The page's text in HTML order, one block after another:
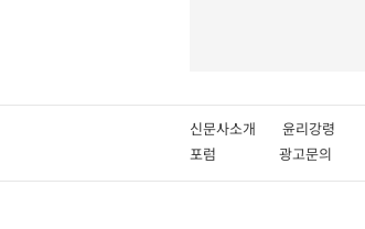
신문사소개 윤리강령
포럼
광고문의